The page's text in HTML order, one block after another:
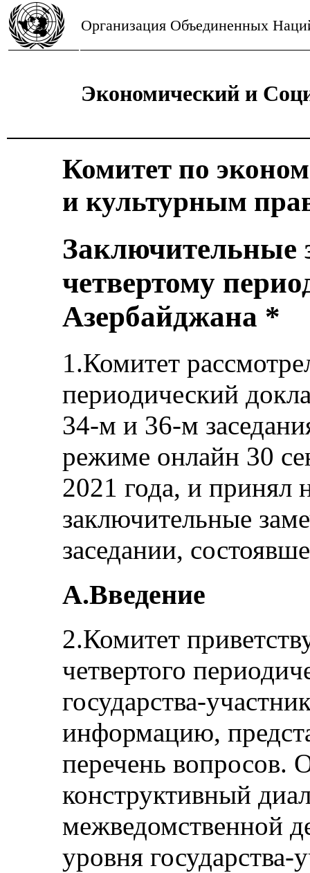
Организация Объединенных
Экономический и
Комитет по
и культурным
Заключительные
четвертому
Азербайджана *
1.Комитет
периодический
34-м и 36-м
режиме онлайн 30
2021 года, и принял
заключительные
заседании,
A.Введение
2.Комитет
четвертого
государства-
информацию,
перечень вопросов.
конструктивный
межведомственной
уровня государства-